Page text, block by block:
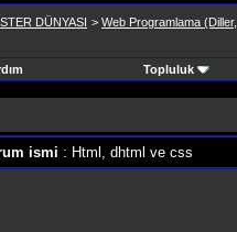
DÜNYASI > Web Programlama
Topluluk
ismi : Html, dhtml ve css